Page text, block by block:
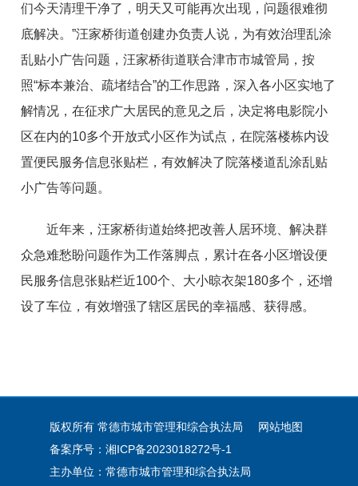
们今天清理干净了，明天又可能再次出现，问题很难彻
底解决。”汪家桥街道创建办负责人说，为有效治理乱涂
乱贴小广告问题，汪家桥街道联合津市市城管局，按
照“标本兼治、疏堵结合”的工作思路，深入各小区实地了
解情况，在征求广大居民的意见之后，决定将电影院小
区在内的10多个开放式小区作为试点，在院落楼栋内设
置便民服务信息张贴栏，有效解决了院落楼道乱涂乱贴
小广告等问题。
近年来，汪家桥街道始终把改善人居环境、解决群
众急难愁盼问题作为工作落脚点，累计在各小区增设便
民服务信息张贴栏近100个、大小晾衣架180多个，还增
设了车位，有效增强了辖区居民的幸福感、获得感。
版权所有 常德市城市管理和综合执法局
网站地图
备案序号：湘ICP备2023018272号-1
主办单位：常德市城市管理和综合执法局